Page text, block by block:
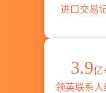
进口交易
3.9亿
领英联系人